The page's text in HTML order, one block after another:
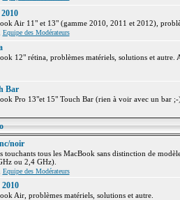
Air 11" et 13" (gamme 2010, 2011 et 2012),
Equipe des Modérateurs
12" rétina, problèmes matériels, solutions et
Bar
Pro 13"et 15" Touch Bar (rien à voir avec un bar
noir
touchants tous les MacBook sans distinction de
ou 2,4 GHz).
Equipe des Modérateurs
Air, problèmes matériels, solutions et autre.